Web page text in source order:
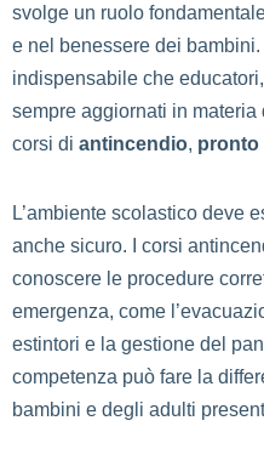
svolge un ruolo
e nel benessere dei
indispensabile che
sempre aggiornati in
corsi di antincendio, pronto
L’ambiente scolastico deve
anche sicuro. I corsi
conoscere le procedure
emergenza, come
estintori e la gestione del
competenza può fare la
bambini e degli adulti